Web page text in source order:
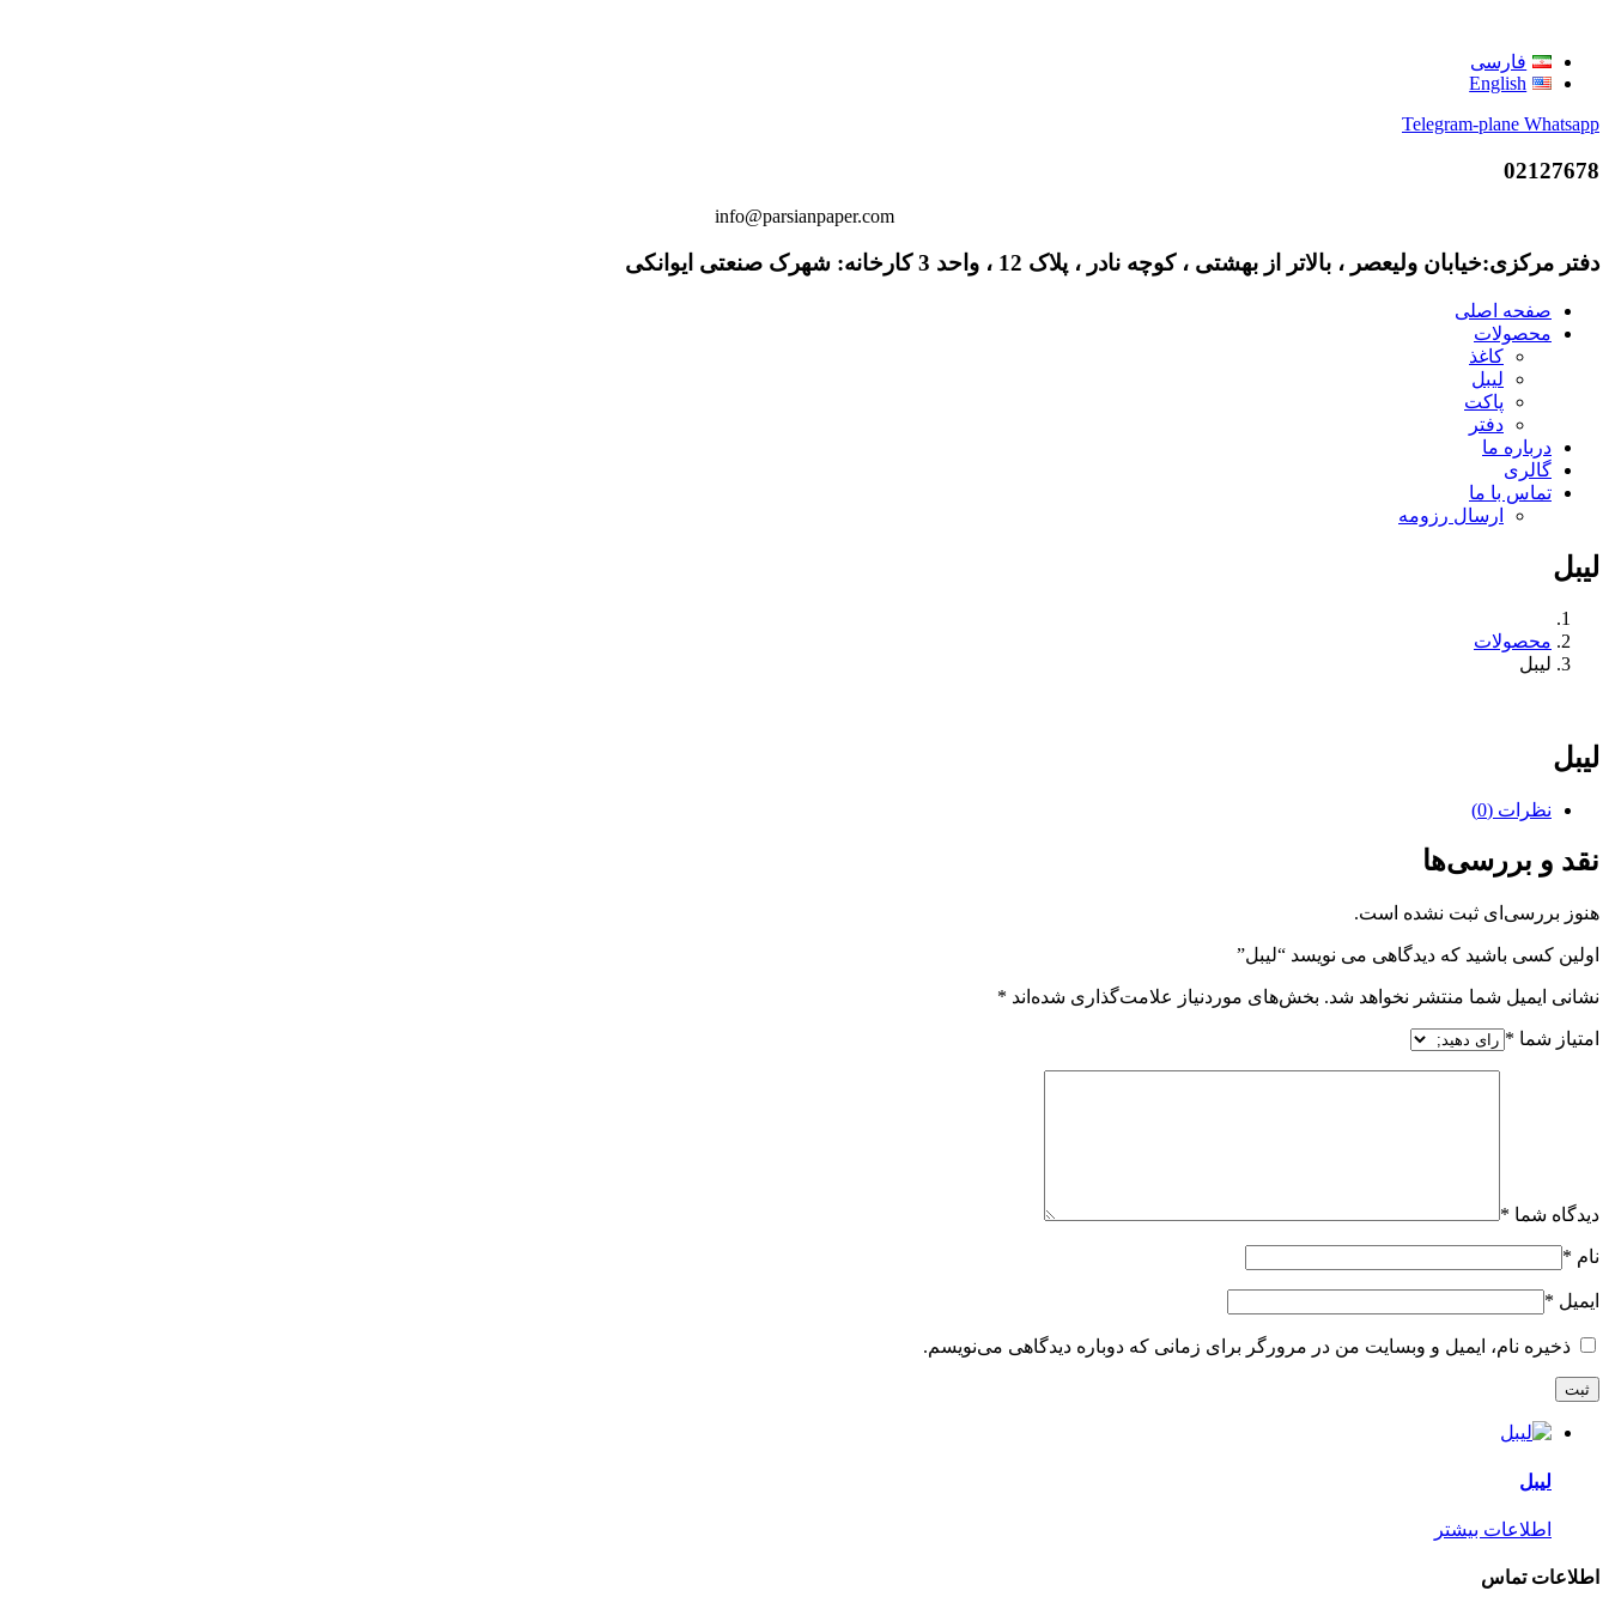
فارسی
English
Telegram-plane Whatsapp
02127678
info@parsianpaper.com
دفتر مرکزی:خیابان ولیعصر ، بالاتر از بهشتی ، کوچه نادر ، پلاک 12 ، واحد 3 کارخانه: شهرک صنعتی ایوانکی
صفحه اصلی
محصولات
کاغذ
لیبل
پاکت
دفتر
درباره ما
گالری
تماس با ما
ارسال رزومه
لیبل
محصولات
لیبل
لیبل
نظرات (0)
نقد و بررسی‌ها
هنوز بررسی‌ای ثبت نشده است.
اولین کسی باشید که دیدگاهی می نویسد “لیبل”
نشانی ایمیل شما منتشر نخواهد شد. بخش‌های موردنیاز علامت‌گذاری شده‌اند *
امتیاز شما *
دیدگاه شما *
نام *
ایمیل *
ذخیره نام، ایمیل و وبسایت من در مرورگر برای زمانی که دوباره دیدگاهی می‌نویسم.
لیبل
اطلاعات بیشتر
اطلاعات تماس